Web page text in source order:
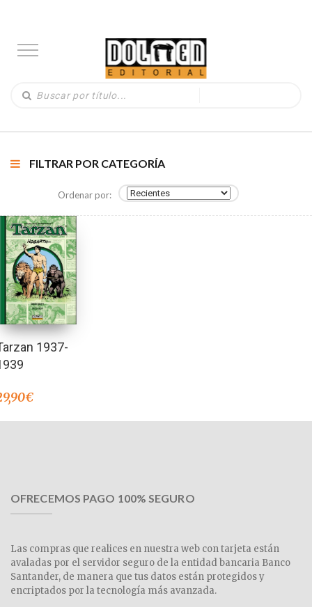
FILTRAR POR CATEGORÍA
Ordenar por:
1937-
€
OFRECEMOS PAGO 100% SEGURO
Las compras que realices en nuestra web con tarjeta están
avaladas por el servidor seguro de la entidad bancaria Banco
Santander, de manera que tus datos están protegidos y
encriptados por la tecnología más avanzada.